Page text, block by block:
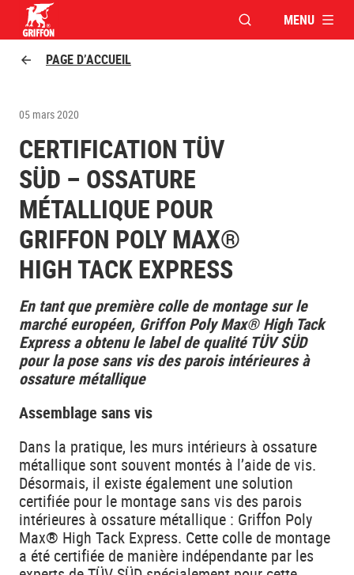
OUVRIR LAMENU
PAGE D’ACCUEIL
05 mars 2020
CERTIFICATION TÜV
SÜD – OSSATURE
MÉTALLIQUE POUR
GRIFFON POLY MAX®
HIGH TACK EXPRESS
En tant que première colle de montage sur le
marché européen, Griffon Poly Max® High Tack
Express a obtenu le label de qualité TÜV SÜD
pour la pose sans vis des parois intérieures à
ossature métallique
Assemblage sans vis
Dans la pratique, les murs intérieurs à ossature
métallique sont souvent montés à l’aide de vis.
Désormais, il existe également une solution
certifiée pour le montage sans vis des parois
intérieures à ossature métallique : Griffon Poly
Max® High Tack Express. Cette colle de montage
a été certifiée de manière indépendante par les